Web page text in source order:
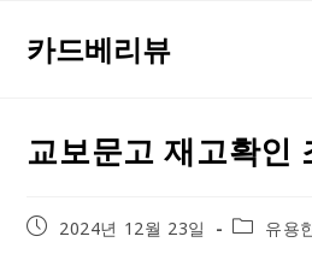
카드베리뷰
교보문고 재고확인
Post2024년 12월 23일
Post유용